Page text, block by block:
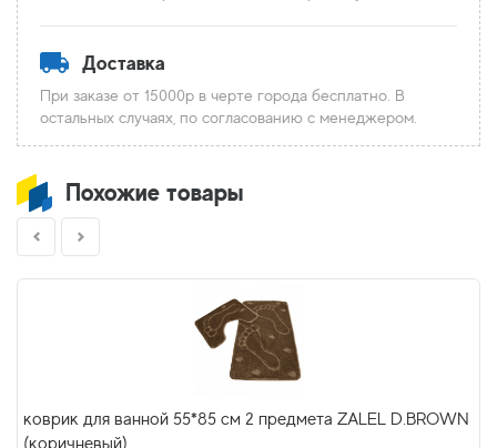
Доставка
При заказе от 15000р в черте города бесплатно. В
остальных случаях, по согласованию с менеджером.
Похожие товары
коврик для ванной 55*85 см 2 предмета ZALEL D.BROWN
(коричневый)